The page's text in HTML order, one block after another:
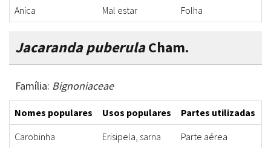
Anica
Mal estar Folha
Jacaranda puberulaCham.
Família: Bignoniaceae
Nomes populares Usos populares Partes utilizadas
Carobinha
Erisipela, sarna Parte aérea